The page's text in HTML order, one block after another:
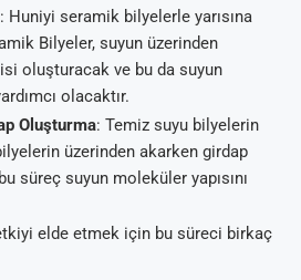
: Huniyi seramik bilyelerle yarısına
Bilyeler, suyun üzerinden
oluşturacak ve bu da suyun
olacaktır.
Oluşturma: Temiz suyu bilyelerin
üzerinden akarken girdap
süreç suyun moleküler yapısını
elde etmek için bu süreci birkaç